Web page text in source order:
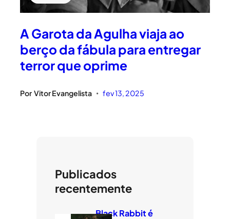
A Garota da Agulha viaja ao
berço da fábula para entregar
terror que oprime
Por Vitor Evangelista • fev 13, 2025
Publicados
recentemente
Black Rabbit é